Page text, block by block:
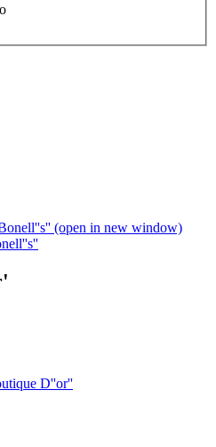
(open in new window)
D''or''